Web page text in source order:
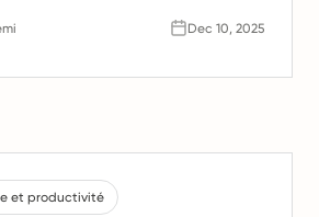
humaines et de
les équipes en Espagne.Dec 10, 2025
et productivité